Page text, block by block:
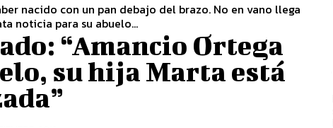
nacido con un pan debajo del brazo. No en vano llega
noticia para su abuelo...
“Amancio Ortega
su hija Marta está